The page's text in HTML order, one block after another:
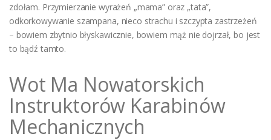
zdołam. Przymierzanie wyrażeń „mama” oraz „tata”,
odkorkowywanie szampana, nieco strachu i szczypta zastrzeżeń
– bowiem zbytnio błyskawicznie, bowiem mąż nie dojrzał, bo jest
to bądź tamto.
Wot Ma Nowatorskich
Instruktorów Karabinów
Mechanicznych